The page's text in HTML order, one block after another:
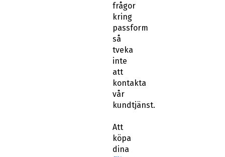
frågor
kring
passform
så
tveka
inte
att
kontakta
vår
kundtjänst.
Att
köpa
dina